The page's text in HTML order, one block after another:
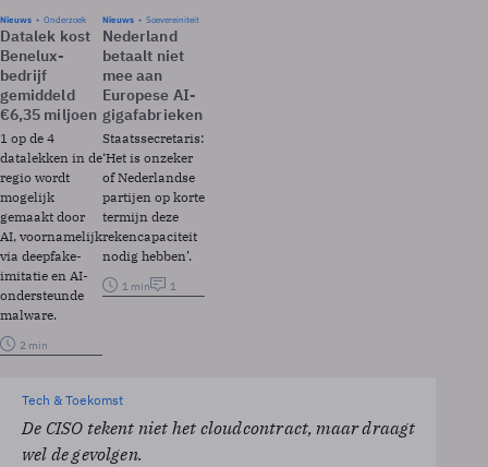
Nieuws Onderzoek
Datalek kost
Benelux-
bedrijf
gemiddeld
€6,35 miljoen
1 op de 4
datalekken in de
regio wordt
mogelijk
gemaakt door
AI, voornamelijk
via deepfake-
imitatie en AI-
ondersteunde
malware.
2 min
Nieuws Soevereiniteit
Nederland
betaalt niet
mee aan
Europese AI-
gigafabrieken
Staatssecretaris:
‘Het is onzeker
of Nederlandse
partijen op korte
termijn deze
rekencapaciteit
nodig hebben’.
1 min 1
Tech & Toekomst
De CISO tekent niet het cloudcontract, maar draagt
wel de gevolgen.